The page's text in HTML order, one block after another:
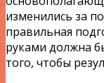
изменились за
правильная
руками должна
того, чтобы